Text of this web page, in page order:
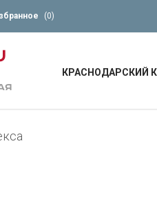
(0)
КРАСНОДАРСКИЙ